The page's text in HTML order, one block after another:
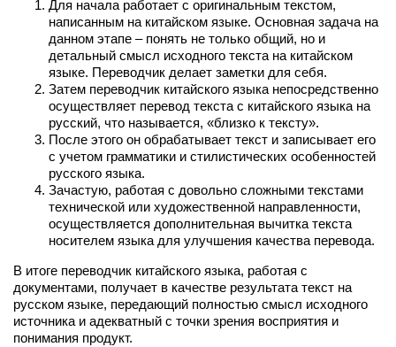
Для начала работает с оригинальным текстом,
написанным на китайском языке. Основная задача на
данном этапе – понять не только общий, но и
детальный смысл исходного текста на китайском
языке. Переводчик делает заметки для себя.
Затем переводчик китайского языка непосредственно
осуществляет перевод текста с китайского языка на
русский, что называется, «близко к тексту».
После этого он обрабатывает текст и записывает его
с учетом грамматики и стилистических особенностей
русского языка.
Зачастую, работая с довольно сложными текстами
технической или художественной направленности,
осуществляется дополнительная вычитка текста
носителем языка для улучшения качества перевода.
В итоге переводчик китайского языка, работая с
документами, получает в качестве результата текст на
русском языке, передающий полностью смысл исходного
источника и адекватный с точки зрения восприятия и
понимания продукт.